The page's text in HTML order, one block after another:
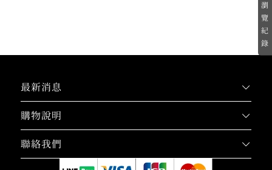
瀏
覽
紀
錄
最新消息
購物說明
聯絡我們